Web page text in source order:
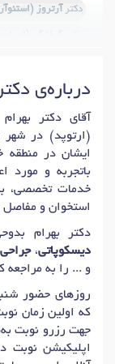
دکتر آرتروز
دکترگرفتگی
دکتر درد پاشنه در
دکترسندرم پاهای بی
مشکلات مفصلی
دکترآرتریت التهاب
دکترشکستگی
دکتر درد استخوان
دکتر آسیب کشاله
دکترروماتیسم
دکتر درد عصب
دکتر آسیب های شانه
درباره‌ی
آقای دکتر
ایشان در منطقه
باتجربه و مورد
خدمات تخصصی،
استخوان و مفاصل
دکتر بهرام
دیسکوپاتی،جراحی
و ... را به مراجعه
که اولین زمان
جهت رزرو نوبت
اپلیکیشن نوبت